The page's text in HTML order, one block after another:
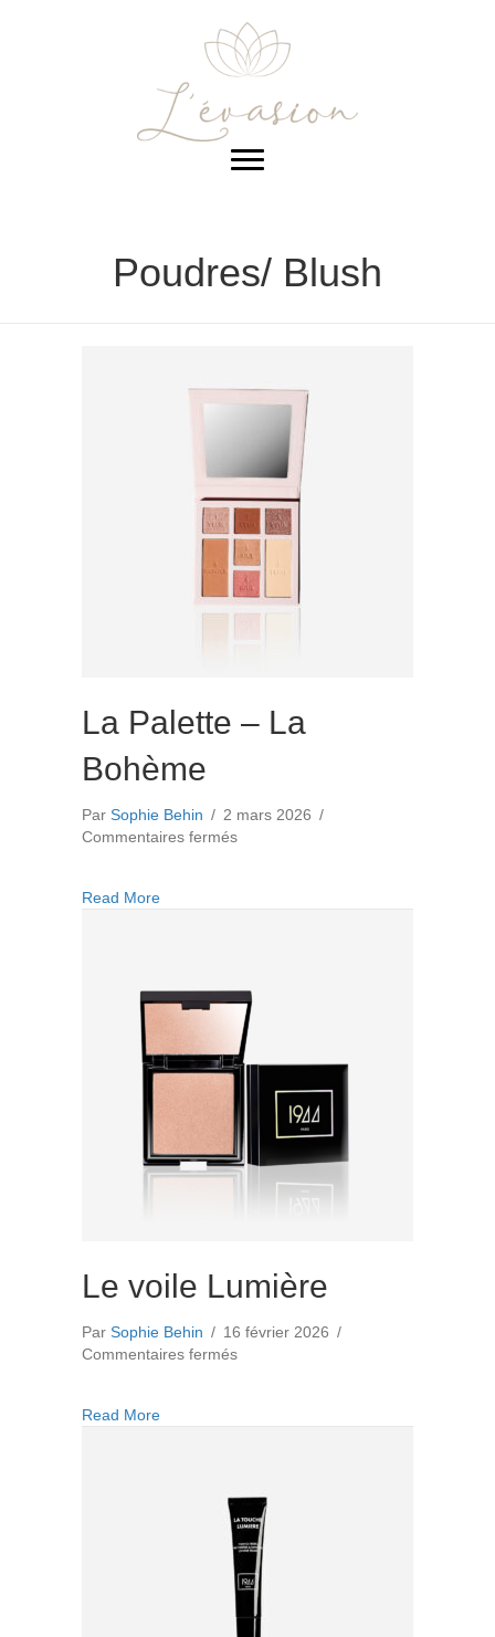
Poudres/ Blush
La Palette – La
Bohème
Par Sophie Behin / 2 mars 2026 /
Commentaires ferméssur
Read Moreabout La Palette – La Bohème
Le voile Lumière
Par Sophie Behin / 16 février 2026 /
Commentaires ferméssur
Read Moreabout Le voile Lumière